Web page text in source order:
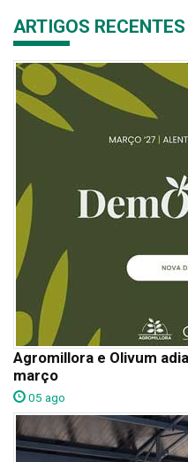
ARTIGOS RECENTES
Agromillora e Olivum
março
05 ago